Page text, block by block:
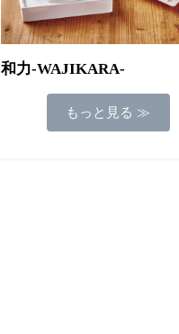
和力-WAJIKARA-
もっと見る ≫